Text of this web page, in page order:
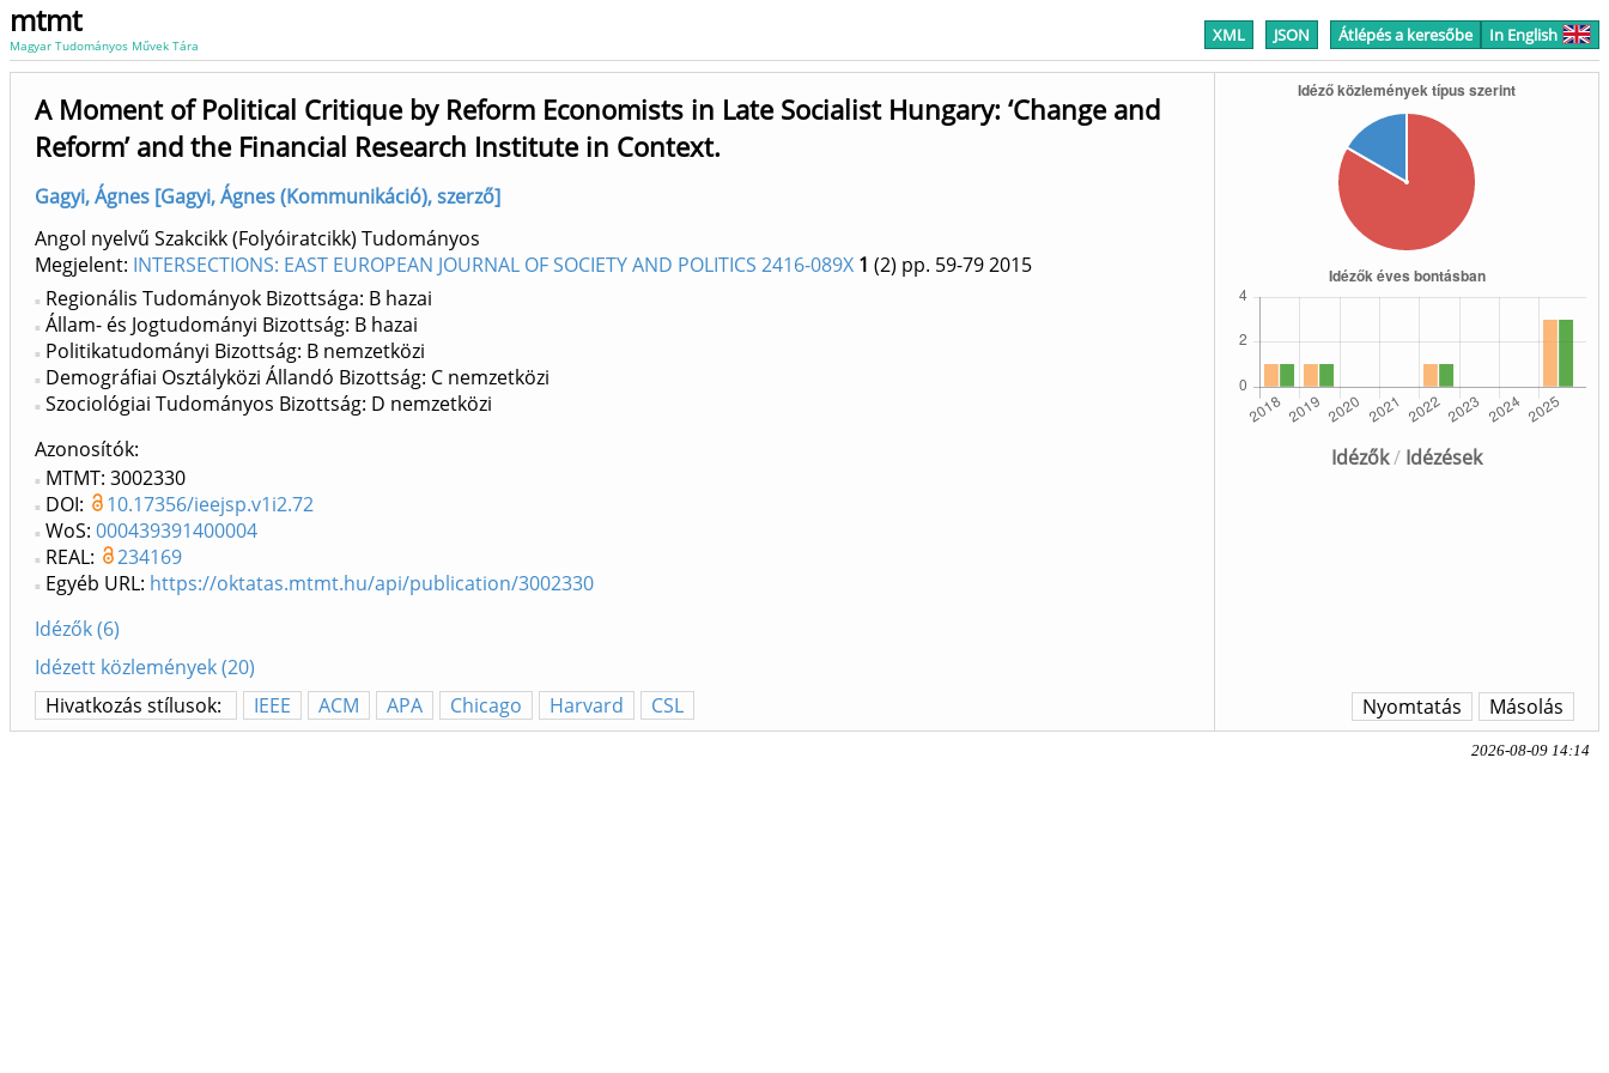
mtmt
Magyar Tudományos Művek Tára XML JSON Átlépés a keresőbe In English
Idézők/ Idézések
A Moment of Political Critique by Reform Economists in Late Socialist Hungary: ‘Change and
Reform’ and the Financial Research Institute in Context.
Gagyi, Ágnes [Gagyi, Ágnes (Kommunikáció), szerző]
Angol nyelvű Szakcikk (Folyóiratcikk) Tudományos
Megjelent: INTERSECTIONS: EAST EUROPEAN JOURNAL OF SOCIETY AND POLITICS 2416-089X 1 (2) pp. 59-792015
Regionális Tudományok Bizottsága: B hazai
Állam- és Jogtudományi Bizottság: B hazai
Politikatudományi Bizottság: B nemzetközi
Demográfiai Osztályközi Állandó Bizottság: C nemzetközi
Szociológiai Tudományos Bizottság: D nemzetközi
Azonosítók
MTMT: 3002330
DOI:
10.17356/ieejsp.v1i2.72
WoS: 000439391400004
REAL:
234169
Egyéb URL: https://oktatas.mtmt.hu/api/publication/3002330
Idézők (6)
Idézett közlemények (20)
Hivatkozás stílusok:
IEEE ACM APA Chicago Harvard CSL Másolás
Nyomtatás
2026-08-09 14:14